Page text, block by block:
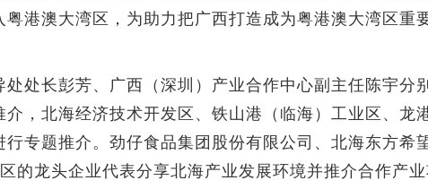
港澳大湾区，为助力把广西打造成为粤港澳大湾区重
长彭芳、广西（深圳）产业合作中心副主任陈宇分
，北海经济技术开发区、铁山港（临海）工业区、龙
专题推介。劲仔食品集团股份有限公司、北海东方希
的龙头企业代表分享北海产业发展环境并推介合作产业